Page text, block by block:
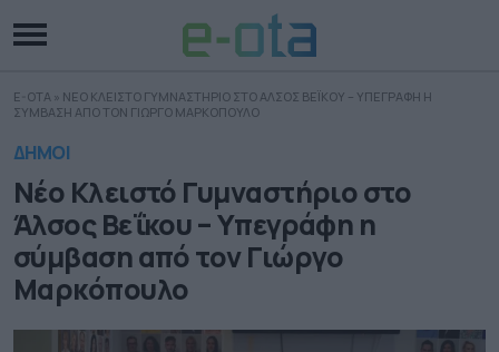
E-OTA » ΝΕΟ ΚΛΕΙΣΤΟ ΓΥΜΝΑΣΤΗΡΙΟ ΣΤΟ ΑΛΣΟΣ ΒΕΪΚΟΥ – ΥΠΕΓΡΑΦΗ Η
ΣΥΜΒΑΣΗ ΑΠΟ ΤΟΝ ΓΙΩΡΓΟ ΜΑΡΚΟΠΟΥΛΟ
ΔΗΜΟΙ
Νέο Κλειστό Γυμναστήριο στο
Άλσος Βεΐκου – Υπεγράφη η
σύμβαση από τον Γιώργο
Μαρκόπουλο